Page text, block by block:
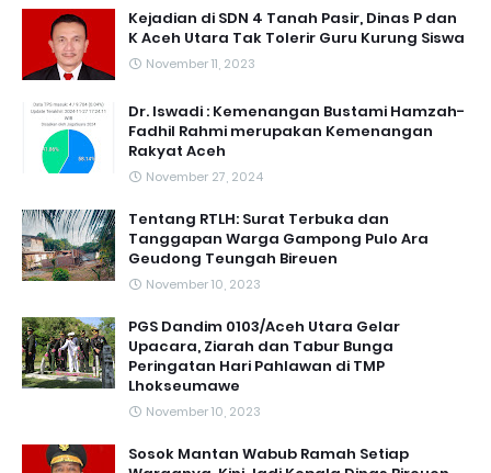
Kejadian di SDN 4 Tanah Pasir, Dinas P dan
K Aceh Utara Tak Tolerir Guru Kurung Siswa
November 11, 2023
Dr. Iswadi : Kemenangan Bustami Hamzah-
Fadhil Rahmi merupakan Kemenangan
Rakyat Aceh
November 27, 2024
Tentang RTLH: Surat Terbuka dan
Tanggapan Warga Gampong Pulo Ara
Geudong Teungah Bireuen
November 10, 2023
PGS Dandim 0103/Aceh Utara Gelar
Upacara, Ziarah dan Tabur Bunga
Peringatan Hari Pahlawan di TMP
Lhokseumawe
November 10, 2023
Sosok Mantan Wabub Ramah Setiap